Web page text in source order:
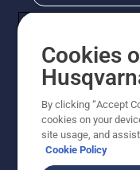
© Husqvarna AB
Cookies
By clicking “Accept
cookies on your
site usage, and
Cookie Policy